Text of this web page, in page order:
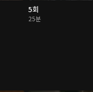
5회
25분